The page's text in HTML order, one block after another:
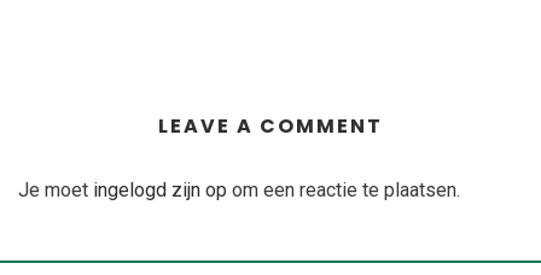
LEAVE A COMMENT
Je moet ingelogd zijn op om een reactie te plaatsen.